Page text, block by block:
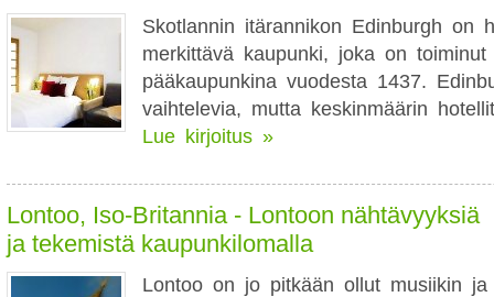
Skotlannin itärannikon Edinburgh on
merkittävä kaupunki, joka on
pääkaupunkina vuodesta 1437.
vaihtelevia, mutta keskinmäärin
Lue kirjoitus »
Lontoo, Iso-Britannia - Lontoon nähtävyyksiä
ja tekemistä kaupunkilomalla
Lontoo on jo pitkään ollut musiikin ja